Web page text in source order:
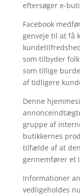
eftersøger e-
Facebook
genveje til at få
som tilbyder
som tillige
af tidligere
Denne
gruppe af
butikkernes
tilfælde af at
gennemfører et
Informationer
vedligeholdes